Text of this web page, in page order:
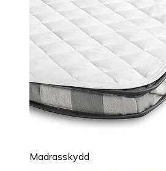
Madrasskydd